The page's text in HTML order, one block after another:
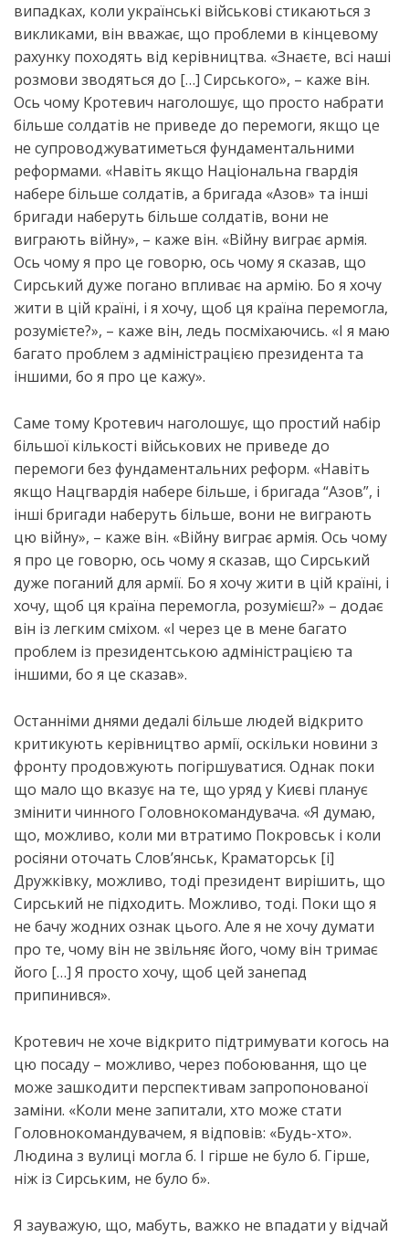
випадках, коли українські військові стикаються з
викликами, він вважає, що проблеми в кінцевому
рахунку походять від керівництва. «Знаєте, всі наші
розмови зводяться до […] Сирського», – каже він.
Ось чому Кротевич наголошує, що просто набрати
більше солдатів не приведе до перемоги, якщо це
не супроводжуватиметься фундаментальними
реформами. «Навіть якщо Національна гвардія
набере більше солдатів, а бригада «Азов» та інші
бригади наберуть більше солдатів, вони не
виграють війну», – каже він. «Війну виграє армія.
Ось чому я про це говорю, ось чому я сказав, що
Сирський дуже погано впливає на армію. Бо я хочу
жити в цій країні, і я хочу, щоб ця країна перемогла,
розумієте?», – каже він, ледь посміхаючись. «І я маю
багато проблем з адміністрацією президента та
іншими, бо я про це кажу».
Саме тому Кротевич наголошує, що простий набір
більшої кількості військових не приведе до
перемоги без фундаментальних реформ. «Навіть
якщо Нацгвардія набере більше, і бригада “Азов”, і
інші бригади наберуть більше, вони не виграють
цю війну», – каже він. «Війну виграє армія. Ось чому
я про це говорю, ось чому я сказав, що Сирський
дуже поганий для армії. Бо я хочу жити в цій країні, і
хочу, щоб ця країна перемогла, розумієш?» – додає
він із легким сміхом. «І через це в мене багато
проблем із президентською адміністрацією та
іншими, бо я це сказав».
Останніми днями дедалі більше людей відкрито
критикують керівництво армії, оскільки новини з
фронту продовжують погіршуватися. Однак поки
що мало що вказує на те, що уряд у Києві планує
змінити чинного Головнокомандувача. «Я думаю,
що, можливо, коли ми втратимо Покровськ і коли
росіяни оточать Слов’янськ, Краматорськ [і]
Дружківку, можливо, тоді президент вирішить, що
Сирський не підходить. Можливо, тоді. Поки що я
не бачу жодних ознак цього. Але я не хочу думати
про те, чому він не звільняє його, чому він тримає
його […] Я просто хочу, щоб цей занепад
припинився».
Кротевич не хоче відкрито підтримувати когось на
цю посаду – можливо, через побоювання, що це
може зашкодити перспективам запропонованої
заміни. «Коли мене запитали, хто може стати
Головнокомандувачем, я відповів: «Будь-хто».
Людина з вулиці могла б. І гірше не було б. Гірше,
ніж із Сирським, не було б».
Я зауважую, що, мабуть, важко не впадати у відчай